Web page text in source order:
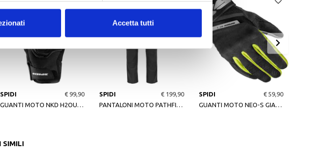
Accetta tutti
SPIDI
€ 99,90
SPIDI
€ 199,90
SPIDI
€ 59,90
SIMILI